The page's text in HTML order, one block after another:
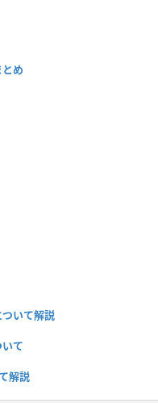
め
いて解説
て
解説